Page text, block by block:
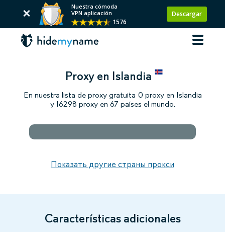
Nuestra cómoda
VPN aplicación
1576
Descargar
Proxy en Islandia
En nuestra lista de proxy gratuita 0 proxy en Islandia
y 16298 proxy en 67 países el mundo.
Показать другие страны прокси
Características adicionales